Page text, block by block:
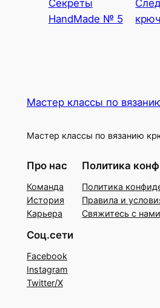
Секреты
HandMade № 5
Мастер классы по
Мастер классы по вязанию
Про нас
Команда
История
Карьера
Политика
Политика
Правила и
Свяжитесь с нами
Соц.сети
Facebook
Instagram
Twitter/X